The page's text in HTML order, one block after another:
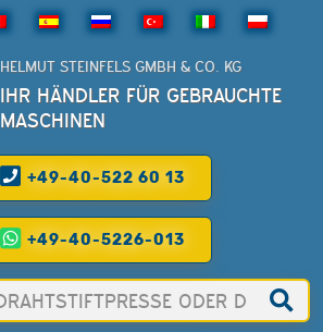
HELMUT STEINFELS GMBH & CO. KG
IHR HÄNDLER FÜR GEBRAUCHTE
MASCHINEN
+49-40-522 60 13
+49-40-5226-013